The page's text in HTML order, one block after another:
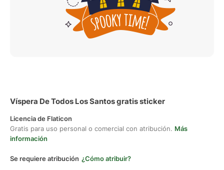
Víspera De Todos Los Santos gratis sticker
Licencia de Flaticon
Gratis para uso personal o comercial con atribución. Más
información
Se requiere atribución ¿Cómo atribuir?